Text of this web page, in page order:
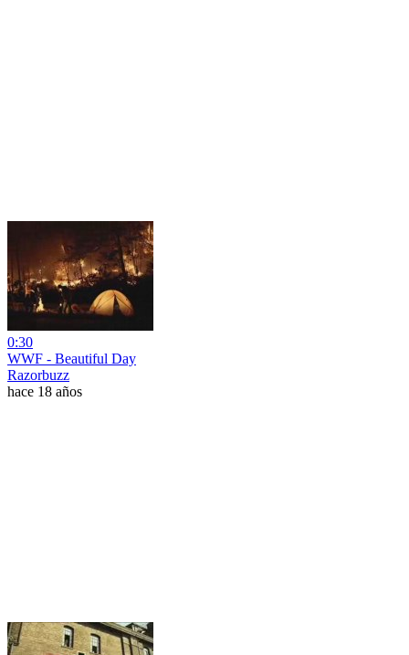
0:30
WWF - Beautiful Day
Razorbuzz
hace 18 años